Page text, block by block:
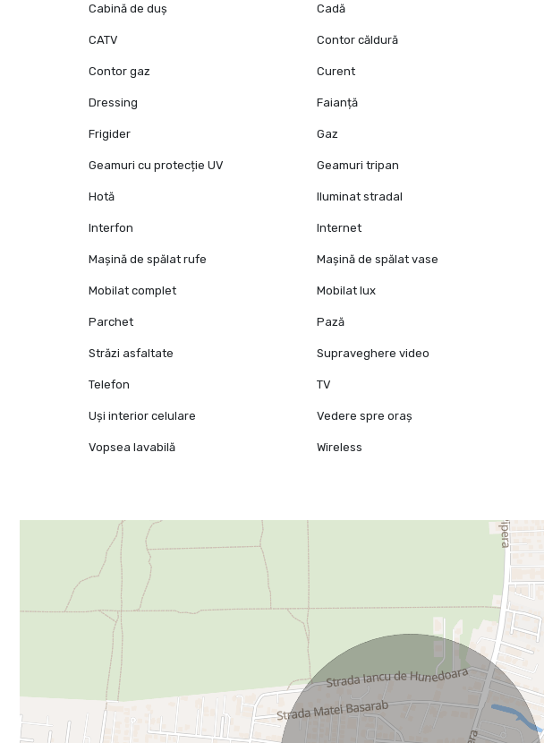
Cabină de duș Cadă
CATV Contor căldură
Contor gaz Curent
Dressing Faianță
Frigider Gaz
Geamuri cu protecție UV Geamuri tripan
Hotă Iluminat stradal
Interfon Internet
Mașină de spălat rufe Mașină de spălat vase
Mobilat complet Mobilat lux
Parchet Pază
Străzi asfaltate Supraveghere video
Telefon TV
Uși interior celulare Vedere spre oraș
Vopsea lavabilă Wireless